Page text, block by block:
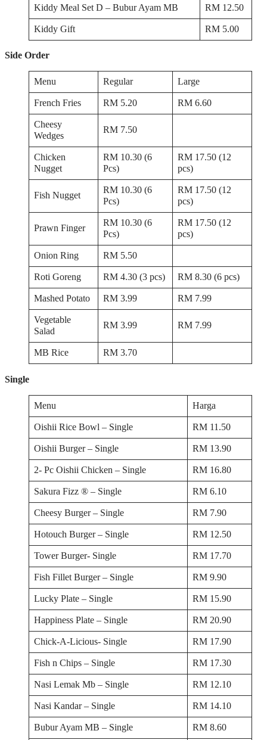
Kiddy Meal Set D – Bubur Ayam MB
RM 12.50
Kiddy Gift
RM 5.00
Side Order
Menu Regular
Large
French Fries
RM 5.20
RM 6.60
Cheesy
Wedges
RM 7.50
Chicken
Nugget
RM 10.30 (6
Pcs)
RM 17.50 (12
pcs)
Fish Nugget
RM 10.30 (6
Pcs)
RM 17.50 (12
pcs)
Prawn Finger
RM 10.30 (6
Pcs)
RM 17.50 (12
pcs)
Onion Ring
RM 5.50
Roti Goreng
RM 4.30 (3 pcs)
RM 8.30 (6 pcs)
Mashed Potato
RM 3.99
RM 7.99
Vegetable
Salad
RM 3.99 RM 7.99
MB Rice RM 3.70
Single
Menu
Harga
Oishii Rice Bowl – Single
RM 11.50
Oishii Burger – Single
RM 13.90
2- Pc Oishii Chicken – Single
RM 16.80
Sakura Fizz ® – Single
RM 6.10
Cheesy Burger – Single
RM 7.90
Hotouch Burger – Single
RM 12.50
Tower Burger- Single
RM 17.70
Fish Fillet Burger – Single
RM 9.90
Lucky Plate – Single
RM 15.90
Happiness Plate – Single
RM 20.90
Chick-A-Licious- Single
RM 17.90
Fish n Chips – Single
RM 17.30
Nasi Lemak Mb – Single
RM 12.10
Nasi Kandar – Single
RM 14.10
Bubur Ayam MB – Single
RM 8.60